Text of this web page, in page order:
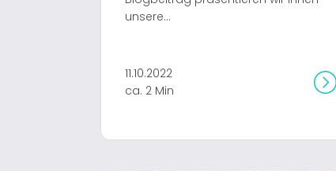
unsere...
11.10.2022
ca. 2 Min